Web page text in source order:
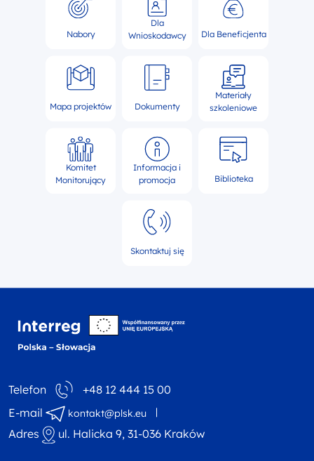
Nabory
Dla
Wnioskodawcy
Dla Beneficjenta
Mapa projektów Dokumenty
Materiały
szkoleniowe
Komitet
Monitorujący
Informacja i
promocja
Biblioteka
Skontaktuj się
Telefon
+48 12 444 15 00
E-mail
kontakt@plsk.eu
Adres ul. Halicka 9, 31-036 Kraków